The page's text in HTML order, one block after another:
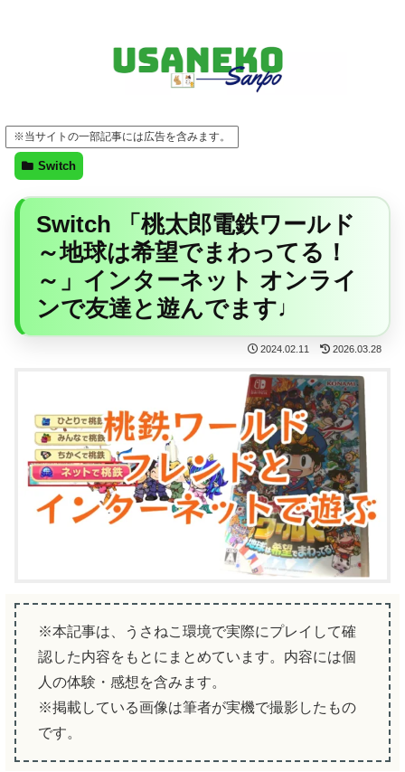
※当サイトの一部記事には広告を含みます。
Switch
Switch 「桃太郎電鉄ワールド
～地球は希望でまわってる！
～」インターネット オンライ
ンで友達と遊んでます♩
2024.02.11 2026.03.28
※本記事は、うさねこ環境で実際にプレイして確
認した内容をもとにまとめています。内容には個
人の体験・感想を含みます。
※掲載している画像は筆者が実機で撮影したもの
です。